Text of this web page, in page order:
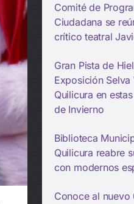
Comité de
Ciudadana se
crítico teatral
Gran Pista de
Exposición Selva
Quilicura en
de Invierno
Biblioteca
Quilicura reabre
con modernos
Conoce al nuevo